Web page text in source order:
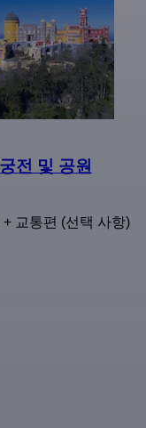
전 및 공원
교통편 (선택 사항)